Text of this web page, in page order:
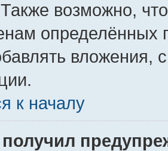
возможно,
определённых
вложения,
к началу